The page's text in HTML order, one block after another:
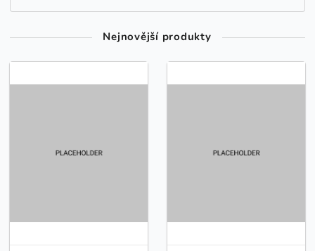
Nejnovější produkty